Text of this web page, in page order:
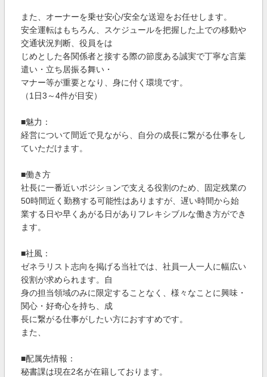
また、オーナーを乗せ安心/安全な送迎をお任せします。
安全運転はもちろん、スケジュールを把握した上での移動や
交通状況判断、役員をは
じめとした各関係者と接する際の節度ある誠実で丁寧な言葉
遣い・立ち居振る舞い・
マナー等が重要となり、身に付く環境です。
（1日3～4件が目安）
■魅力：
経営について間近で見ながら、自分の成長に繋がる仕事をし
ていただけます。
■働き方
社長に一番近いポジションで支える役割のため、固定残業の
50時間近く勤務する可能性はありますが、遅い時間から始
業する日や早くあがる日がありフレキシブルな働き方ができ
ます。
■社風：
ゼネラリスト志向を掲げる当社では、社員一人一人に幅広い
役割が求められます。自
身の担当領域のみに限定することなく、様々なことに興味・
関心・好奇心を持ち、成
長に繋がる仕事がしたい方におすすめです。
また、
■配属先情報：
秘書課は現在2名が在籍しております。